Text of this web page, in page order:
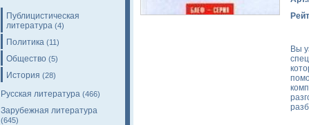
Публицистическая
литература (4)
Политика (11)
Общество (5)
История (28)
Русская литература (466)
Зарубежная литература
(645)
Вы